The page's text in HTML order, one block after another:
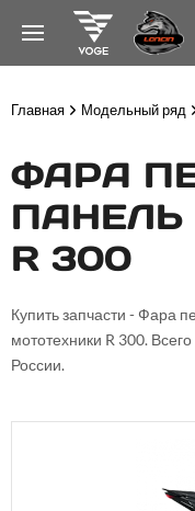
Главная Модельный ряд
ФАРА
ПАНЕЛЬ
R 300
Купить запчасти - Фара
мототехники R 300.
России.